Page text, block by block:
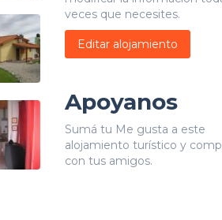
veces que necesites.
Editar alojamiento
Apoyanos
Sumá tu Me gusta a este
alojamiento turístico y
con tus amigos.